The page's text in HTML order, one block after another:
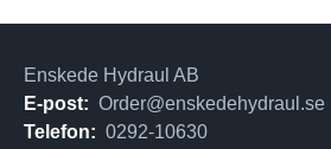
Enskede Hydraul AB
E-post: Order@enskedehydraul.se
Telefon: 0292-10630